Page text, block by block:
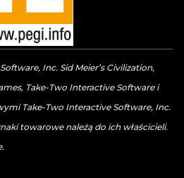
Inc. Sid Meier’s Civilization,
Take-Two Interactive Software i
Take-Two Interactive Software, Inc.
towarowe należą do ich właścicieli.